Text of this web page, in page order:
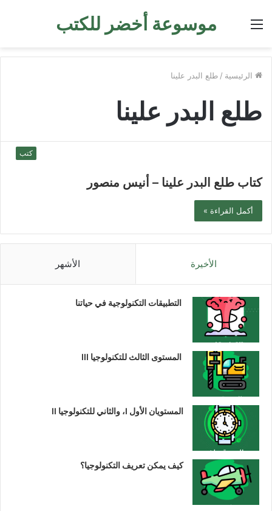
موسوعة أخضر للكتب القائمة
الرئيسية / طلع البدر علينا
طلع البدر علينا
كتب
كتاب طلع البدر علينا – أنيس منصور
أكمل القراءة »
الأخيرة الأشهر
التطبيقات التكنولوجية في حياتنا
المستوى الثالث للتكنولوجيا III
المستويان الأول I، والثاني للتكنولوجيا II
كيف يمكن تعريف التكنولوجيا؟